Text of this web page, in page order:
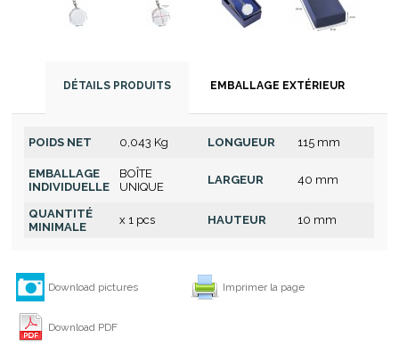
DÉTAILS PRODUITS EMBALLAGE EXTÉRIEUR
POIDS NET 0,043 Kg LONGUEUR 115 mm
EMBALLAGE
INDIVIDUELLE
BOÎTE
UNIQUE
LARGEUR 40 mm
QUANTITÉ
MINIMALE
x 1 pcs HAUTEUR 10 mm
Download pictures Imprimer la page
Download PDF